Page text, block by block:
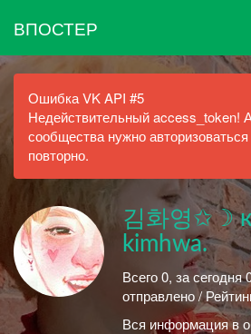
ВПОСТЕР
Ошибка VK API #5
Недействительный access_token!
сообщества нужно
повторно.
김화영✩☽
kimhwa.
Всего 0, за
отправлено /
Вся информация в